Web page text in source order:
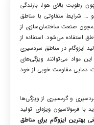
رطوبت بالای هوا، بارندگی
… شرایط متفاوتی با مناطق
صنعت ساختمان‌سازی از
استفاده می‌شود. استفاده از
ایزوگام در مناطق سردسیری
مواد می‌توانند ویژگی‌های
دمایی مقاومت خوبی از خود
و گرمسیری از ویژگی‌ها
با فرمولاسیون ویژه‌ای تولید
بهترین ایزوگام برای مناطق